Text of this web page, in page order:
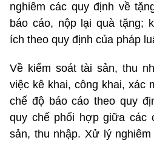
nghiêm các quy định về
báo cáo, nộp lại quà tặng;
ích theo quy định của pháp
Về kiểm soát tài sản, thu
việc kê khai, công khai, xác
chế độ báo cáo theo quy
quy chế phối hợp giữa các
sản, thu nhập. Xử lý